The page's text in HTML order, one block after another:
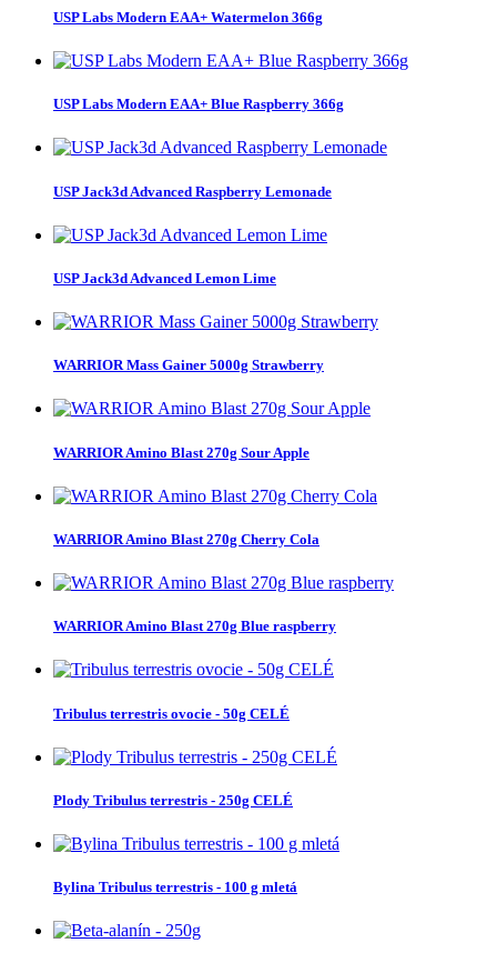
USP Labs Modern EAA+ Watermelon 366g
USP Labs Modern EAA+ Blue Raspberry 366g
USP Jack3d Advanced Raspberry Lemonade
USP Jack3d Advanced Lemon Lime
WARRIOR Mass Gainer 5000g Strawberry
WARRIOR Amino Blast 270g Sour Apple
WARRIOR Amino Blast 270g Cherry Cola
WARRIOR Amino Blast 270g Blue raspberry
Tribulus terrestris ovocie - 50g CELÉ
Plody Tribulus terrestris - 250g CELÉ
Bylina Tribulus terrestris - 100 g mletá